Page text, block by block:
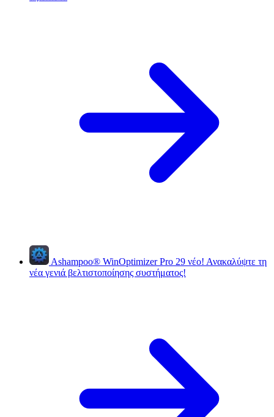
Ashampoo® WinOptimizer Pro 29 νέο! Ανακαλύψτε τη
νέα γενιά βελτιστοποίησης συστήματος!